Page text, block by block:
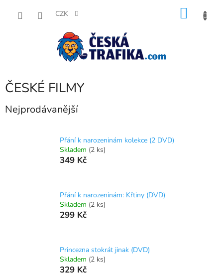
CZK
ČESKÉ FILMY
Nejprodávanější
Přání k narozeninám kolekce (2 DVD)
Skladem (2 ks)
349 Kč
Přání k narozeninám: Křtiny (DVD)
Skladem (2 ks)
299 Kč
Princezna stokrát jinak (DVD)
Skladem (2 ks)
329 Kč